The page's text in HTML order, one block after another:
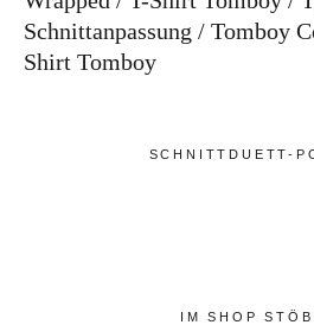
Schnittanpassung
Tomboy
Shirt Tomboy
SCHNITTDUETT-
IM SHOP